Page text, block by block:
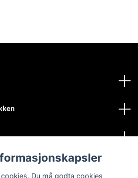
Du må godta cookies